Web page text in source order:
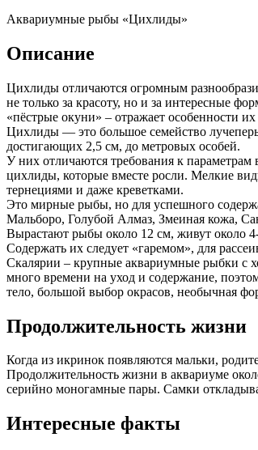
Аквариумные рыбы «Цихлиды»
Описание
Цихлиды отличаются огромным
не только за красоту, но и за интересные
«пёстрые окуни» – отражает особенности их
Цихлиды — это большое семейство
достигающих 2,5 см, до метровых особей.
У них отличаются требования к
цихлиды, которые вместе росли. Мелкие
тернециями и даже креветками.
Это мирные рыбы, но для успешного
Мальборо, Голубой Алмаз, Змеиная кожа,
Вырастают рыбы около 12 см, живут около
Содержать их следует «гаремом», для
Скалярии – крупные аквариумные рыбки с
много времени на уход и содержание,
тело, большой выбор окрасов, необычная
Продолжительность жизни
Когда из икринок появляются мальки,
Продолжительность жизни в аквариуме
серийно моногамные пары. Самки
Интересные факты